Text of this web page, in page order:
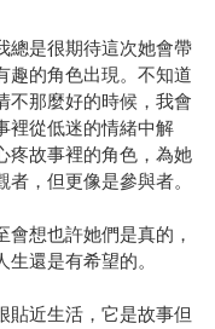
總是很期待這次她會帶
趣的角色出現。不知道
那麼好的時候，我會
裡從低迷的情緒中解
疼故事裡的角色，為她
，但更像是參與者。
想也許她們是真的，
還是有希望的。
貼近生活，它是故事但